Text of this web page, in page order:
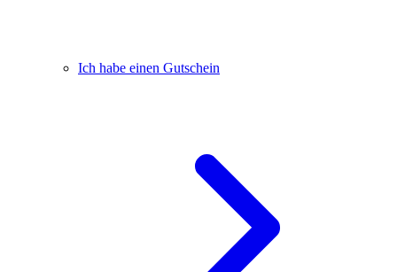
Ich habe einen Gutschein